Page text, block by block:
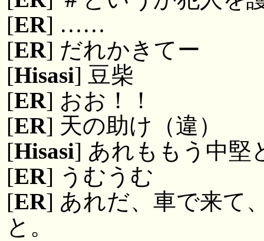
[ER] ……
[ER] だれかきてー
[Hisasi] 豆柴
[ER] おお！！
[ER] 天の助け（違）
[Hisasi] あれももう中堅
[ER] うむうむ
[ER] あれだ、車で来て
と。